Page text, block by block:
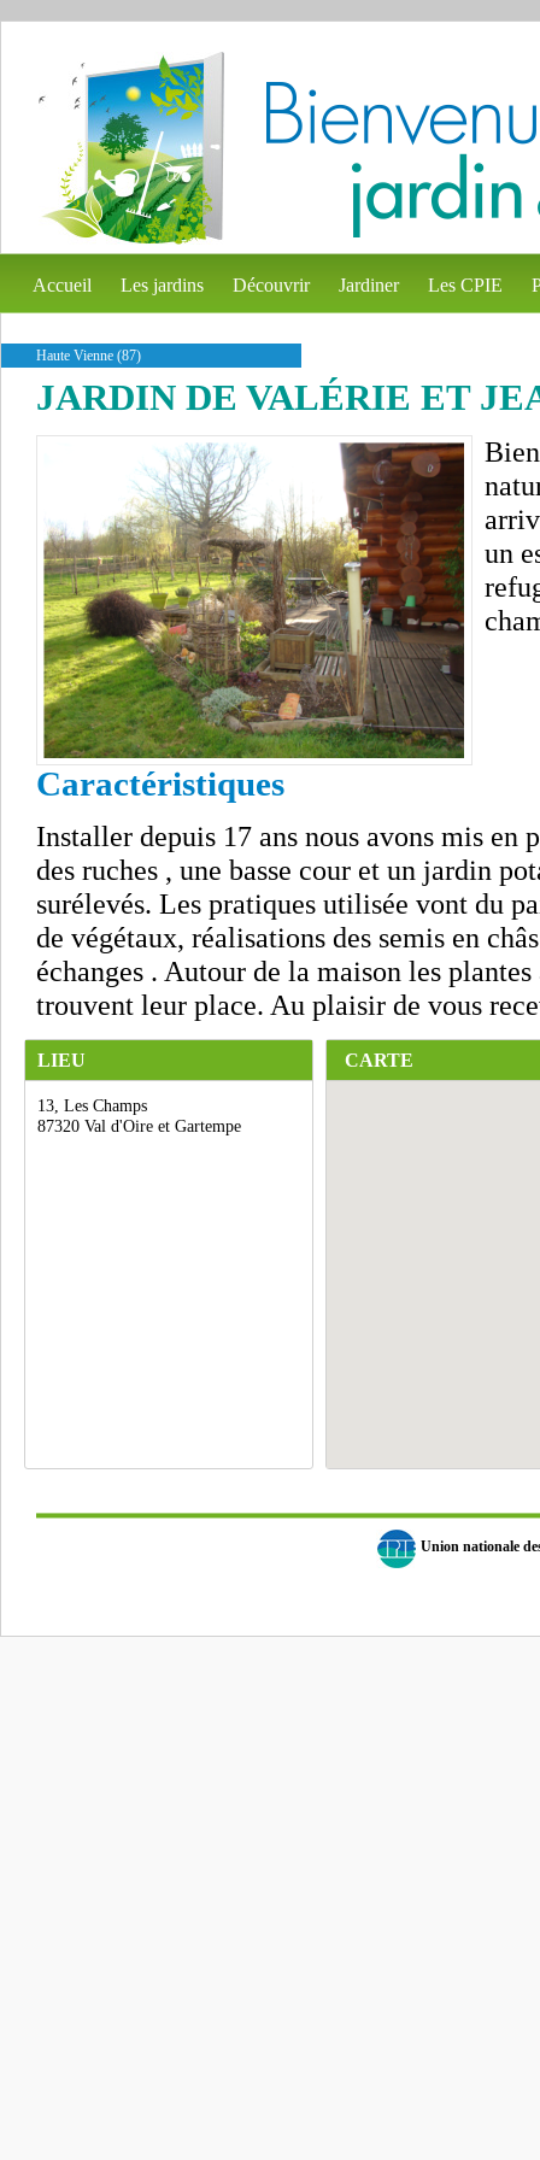
Accueil Les jardins Découvrir Jardiner Les CPIE
Haute Vienne (87)
JARDIN DE VALÉRIE ET
un
Caractéristiques
Installer depuis 17 ans nous avons mis en
des ruches , une basse cour et un jardin
surélevés. Les pratiques utilisée vont du
de végétaux, réalisations des semis en
échanges . Autour de la maison les
trouvent leur place. Au plaisir de vous
LIEU
13, Les Champs
87320 Val d'Oire et Gartempe
CARTE
Union nationale